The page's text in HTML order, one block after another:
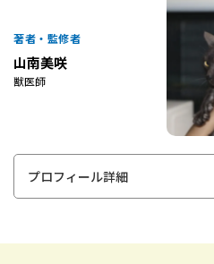
著者・監修者
山南美咲
獣医師
プロフィール詳細